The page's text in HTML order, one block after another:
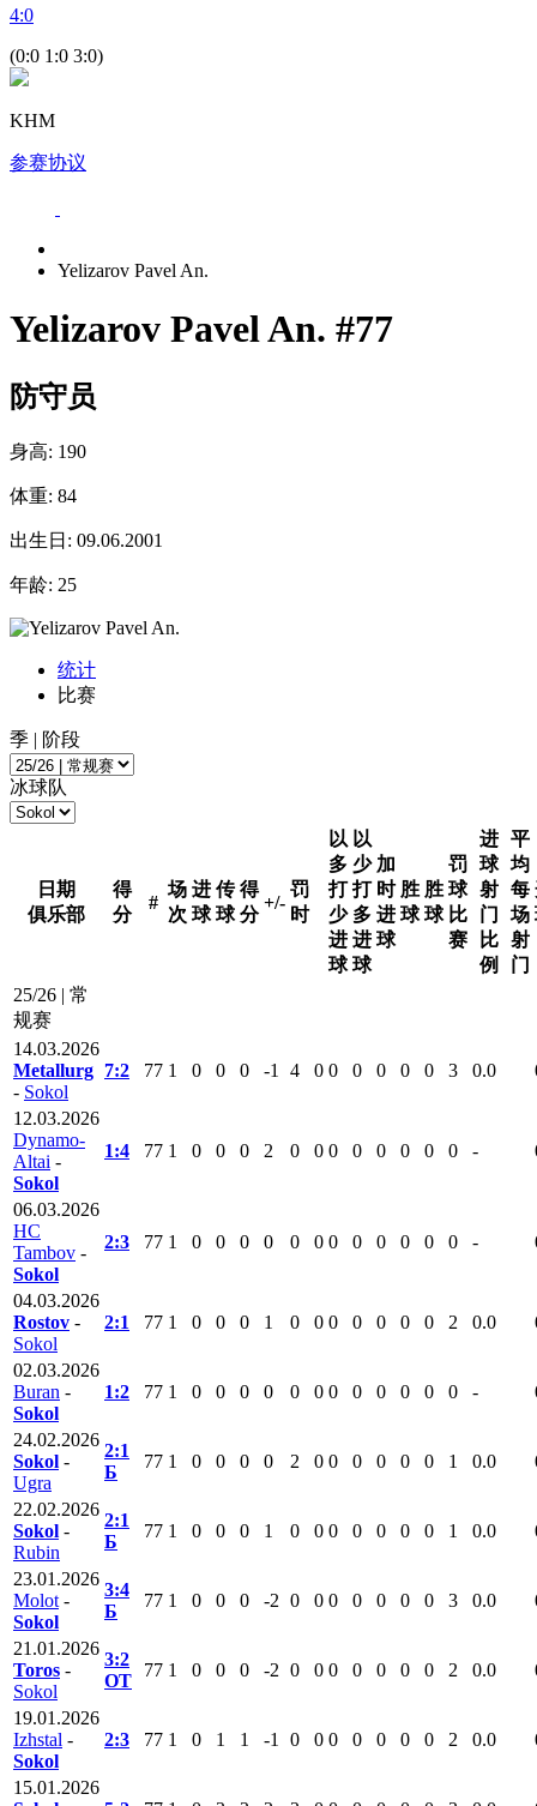
4:0
(0:0 1:0 3:0)
KHM
参赛协议
Yelizarov Pavel An.
Yelizarov Pavel An. #77
防守员
身高: 190
体重: 84
出生日: 09.06.2001
年龄: 25
统计
比赛
季 | 阶段
冰球队
日期
俱乐部
得
分
#
场
次
进
球
传
球
得
分
+/-
罚
时
以
多
打
少
进
球
以
少
打
多
进
球
加
时
进
球
胜
球
胜
球
罚
球
比
赛
进
球
射
门
比
例
平
均
每
场
射
门
25/26 | 常
规赛
14.03.2026
Metallurg
- Sokol
7:2 77 1 0 0 0 -1 4 0 0 0 0 0 0 3 0.0
12.03.2026
Dynamo-
Altai -
Sokol
1:4 77 1 0 0 0 2 0 0 0 0 0 0 0 0 -
06.03.2026
HC
Tambov -
Sokol
2:3 77 1 0 0 0 0 0 0 0 0 0 0 0 0 -
04.03.2026
Rostov -
Sokol
2:1 77 1 0 0 0 1 0 0 0 0 0 0 0 2 0.0
02.03.2026
Buran -
Sokol
1:2 77 1 0 0 0 0 0 0 0 0 0 0 0 0 -
24.02.2026
Sokol -
Ugra
2:1
Б
77 1 0 0 0 0 2 0 0 0 0 0 0 1 0.0
22.02.2026
Sokol -
Rubin
2:1
Б
77 1 0 0 0 1 0 0 0 0 0 0 0 1 0.0
23.01.2026
Molot -
Sokol
3:4
Б
77 1 0 0 0 -2 0 0 0 0 0 0 0 3 0.0
21.01.2026
Toros -
Sokol
3:2
ОТ
77 1 0 0 0 -2 0 0 0 0 0 0 0 2 0.0
19.01.2026
Izhstal -
Sokol
2:3 77 1 0 1 1 -1 0 0 0 0 0 0 0 2 0.0
15.01.2026